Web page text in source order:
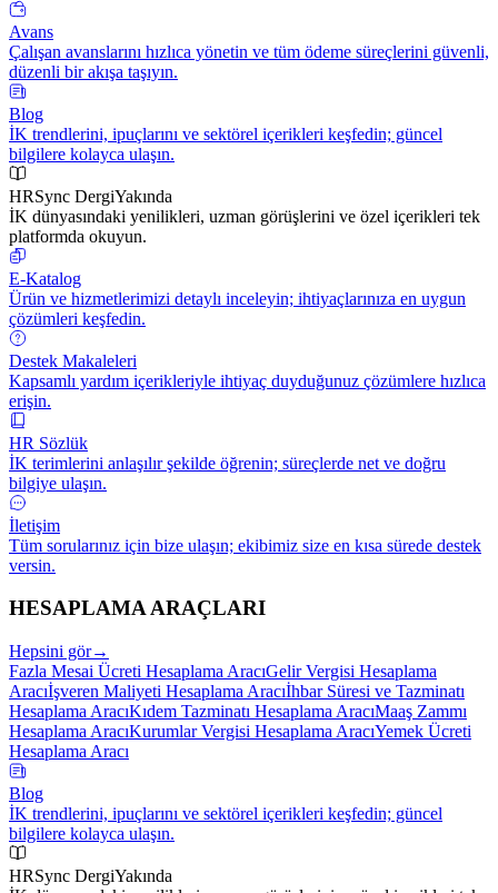
Avans
Çalışan avanslarını hızlıca yönetin ve tüm ödeme süreçlerini güvenli,
düzenli bir akışa taşıyın.
Blog
İK trendlerini, ipuçlarını ve sektörel içerikleri keşfedin; güncel
bilgilere kolayca ulaşın.
HRSync DergiYakında
İK dünyasındaki yenilikleri, uzman görüşlerini ve özel içerikleri tek
platformda okuyun.
E-Katalog
Ürün ve hizmetlerimizi detaylı inceleyin; ihtiyaçlarınıza en uygun
çözümleri keşfedin.
Destek Makaleleri
Kapsamlı yardım içerikleriyle ihtiyaç duyduğunuz çözümlere hızlıca
erişin.
HR Sözlük
İK terimlerini anlaşılır şekilde öğrenin; süreçlerde net ve doğru
bilgiye ulaşın.
İletişim
Tüm sorularınız için bize ulaşın; ekibimiz size en kısa sürede destek
versin.
HESAPLAMA ARAÇLARI
Hepsini gör→
Fazla Mesai Ücreti Hesaplama AracıGelir Vergisi Hesaplama
Aracıİşveren Maliyeti Hesaplama Aracıİhbar Süresi ve Tazminatı
Hesaplama AracıKıdem Tazminatı Hesaplama AracıMaaş Zammı
Hesaplama AracıKurumlar Vergisi Hesaplama AracıYemek Ücreti
Hesaplama Aracı
Blog
İK trendlerini, ipuçlarını ve sektörel içerikleri keşfedin; güncel
bilgilere kolayca ulaşın.
HRSync DergiYakında